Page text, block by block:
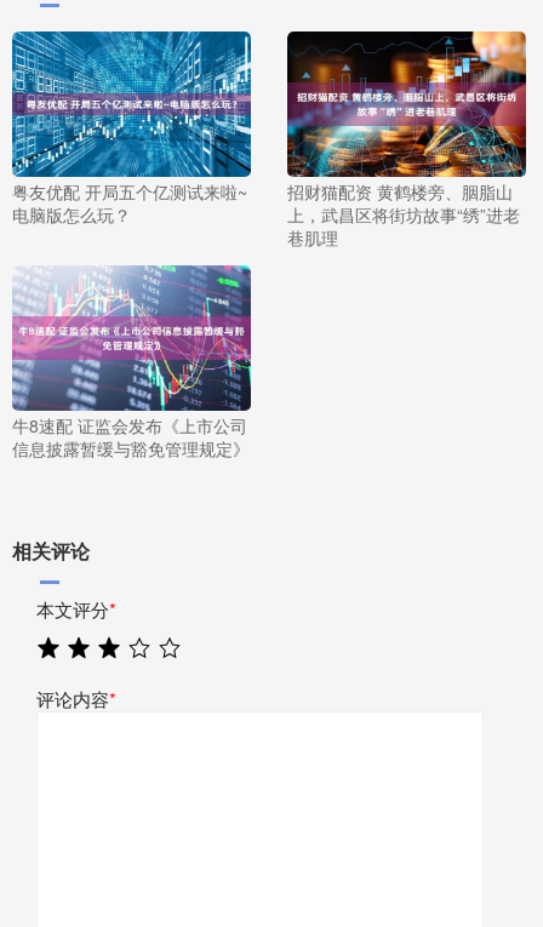
粤友优配 开局五个亿测试来啦~
电脑版怎么玩？
招财猫配资 黄鹤楼旁、胭脂山
上，武昌区将街坊故事“绣”进老
巷肌理
牛8速配 证监会发布《上市公司
信息披露暂缓与豁免管理规定》
相关评论
本文评分*
评论内容*